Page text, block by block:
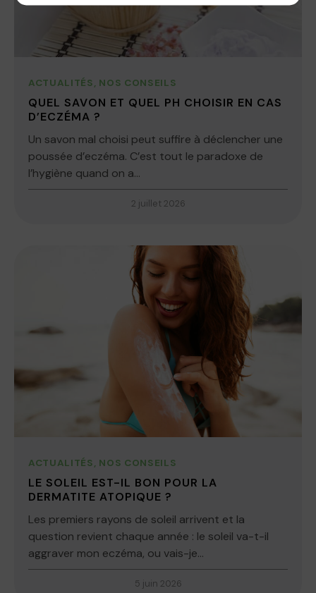
ACTUALITÉS, NOS CONSEILS
QUEL SAVON ET QUEL PH CHOISIR EN CAS
D’ECZÉMA ?
Un savon mal choisi peut suffire à déclencher une
poussée d’eczéma. C’est tout le paradoxe de
l’hygiène quand on a...
2 juillet 2026
ACTUALITÉS, NOS CONSEILS
LE SOLEIL EST-IL BON POUR LA
DERMATITE ATOPIQUE ?
Les premiers rayons de soleil arrivent et la
question revient chaque année : le soleil va-t-il
aggraver mon eczéma, ou vais-je...
5 juin 2026